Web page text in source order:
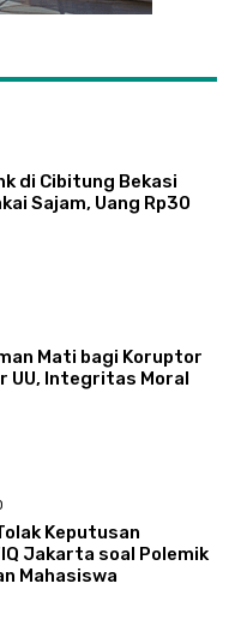
di Cibitung Bekasi
Sajam, Uang Rp30
Mati bagi Koruptor
UU, Integritas Moral
Keputusan
Jakarta soal Polemik
Mahasiswa